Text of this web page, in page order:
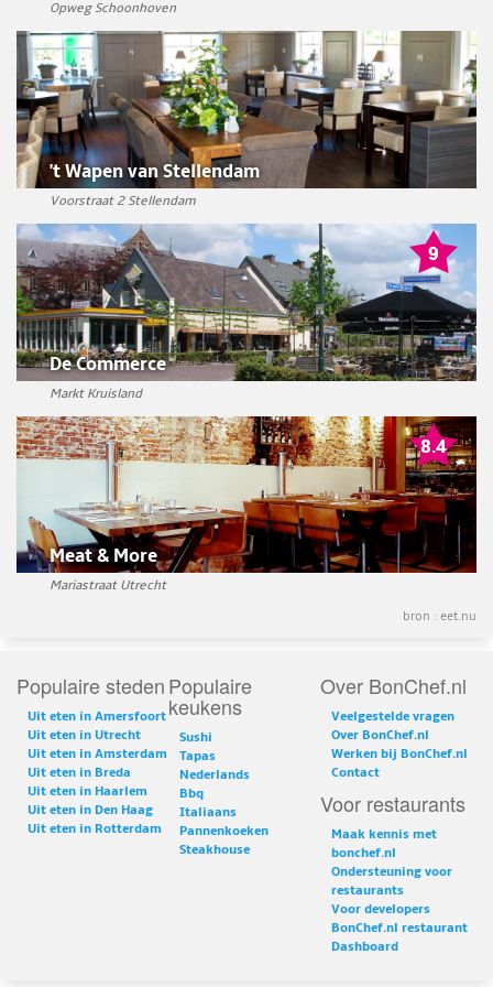
Opweg Schoonhoven
't Wapen van Stellendam
Voorstraat 2 Stellendam
De Commerce
Markt Kruisland
Meat & More
Mariastraat Utrecht
bron : eet.nu
Populaire steden
Uit eten in Amersfoort
Uit eten in Utrecht
Uit eten in Amsterdam
Uit eten in Breda
Uit eten in Haarlem
Uit eten in Den Haag
Uit eten in Rotterdam
Populaire
keukens
Sushi
Tapas
Nederlands
Bbq
Italiaans
Pannenkoeken
Steakhouse
Over BonChef.nl
Veelgestelde vragen
Over BonChef.nl
Werken bij BonChef.nl
Contact
Voor restaurants
Maak kennis met
bonchef.nl
Ondersteuning voor
restaurants
Voor developers
BonChef.nl restaurant
Dashboard